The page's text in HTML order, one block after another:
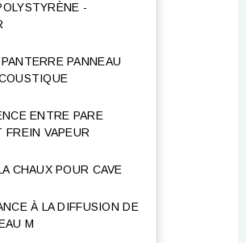
-
PANNEAU
ENTRE PARE
FREIN VAPEUR
CHAUX POUR CAVE
À LA DIFFUSION DE
Μ